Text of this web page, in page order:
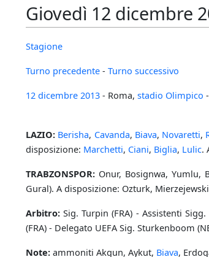
Giovedì 12 dicembre
Stagione
Turno precedente - Turno successivo
12 dicembre 2013 - Roma, stadio Olimpico -
LAZIO: Berisha, Cavanda, Biava, Novaretti,
disposizione: Marchetti, Ciani, Biglia, Lulic.
TRABZONSPOR: Onur, Bosignwa, Yumlu,
Gural). A disposizione: Ozturk,
Arbitro: Sig. Turpin (FRA) - Assistenti
(FRA) - Delegato UEFA Sig. Sturkenboom
Note: ammoniti Akgun, Aykut, Biava,